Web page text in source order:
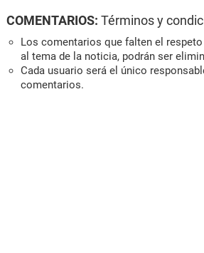
COMENTARIOS: Términos y
Los comentarios que falten el
al tema de la noticia, podrán ser
Cada usuario será el único
comentarios.